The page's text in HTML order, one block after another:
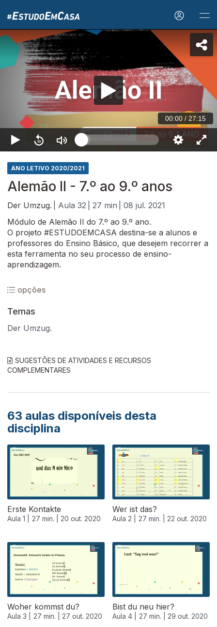
00:00 / 27:15
ANO LETIVO 2020/2021
Alemão II - 7.º ao 9.º anos
Der Umzug. | Aula 32 | 27 min
| 08 jul. 2021
Módulo de Alemão II do 7.º ao 9.º ano.
O projeto #ESTUDOEMCASA destina-se a alunos e
professores do Ensino Básico, que desejem recorrer a
esta ferramenta no seu processo de ensino-
aprendizagem.
opções
Temas
Der Umzug.
SUGESTÕES DE ATIVIDADES E RECURSOS
COMPLEMENTARES
63 aulas disponíveis desta
disciplina
Erste Kontakte
Aula 1 | 27 min. | 20 out. 2020
Wer ist das?
Aula 2 | 27 min. | 22 out. 2020
Woher kommst du?
Aula 3 | 27 min. | 27 out. 2020
Bist du neu hier?
Aula 4 | 27 min. | 29 out. 2020